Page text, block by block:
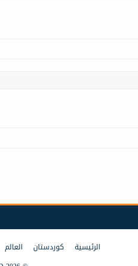
الرئيسية كوردستان العالم